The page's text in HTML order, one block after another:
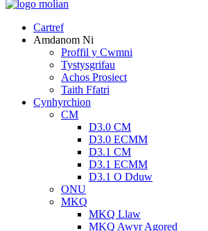
Cartref
Amdanom Ni
Proffil y Cwmni
Tystysgrifau
Achos Prosiect
Taith Ffatri
Cynhyrchion
CM
D3.0 CM
D3.0 ECMM
D3.1 CM
D3.1 ECMM
D3.1 O Dduw
ONU
MKQ
MKQ Llaw
MKQ Awyr Agored